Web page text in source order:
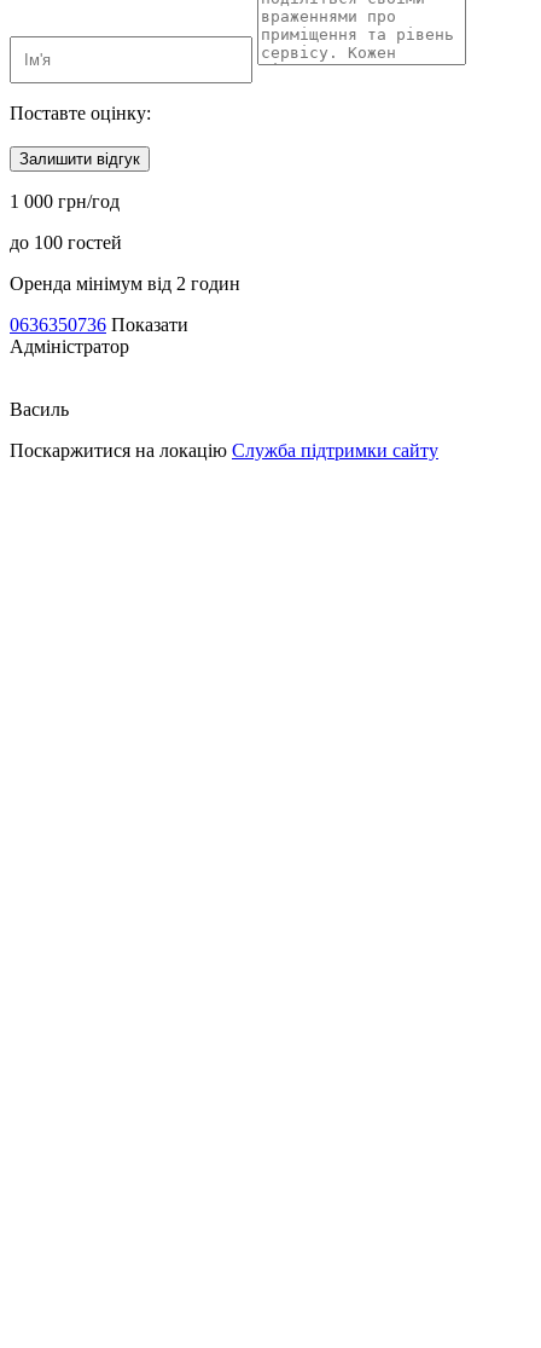
Поставте оцінку:
Залишити відгук
1 000 грн/год
до 100 гостей
Оренда мінімум від 2 годин
0636350736 Показати
Адміністратор
Василь
Поскаржитися на локацію Служба підтримки сайту